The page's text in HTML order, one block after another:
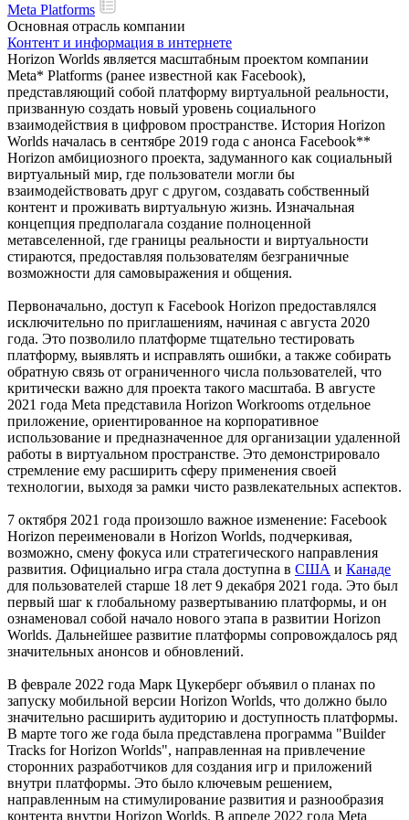
Meta Platforms
Основная отрасль компании
Контент и информация в интернете
Horizon Worlds является масштабным проектом компании
Meta* Platforms (ранее известной как Facebook),
представляющий собой платформу виртуальной реальности,
призванную создать новый уровень социального
взаимодействия в цифровом пространстве. История Horizon
Worlds началась в сентябре 2019 года с анонса Facebook**
Horizon амбициозного проекта, задуманного как социальный
виртуальный мир, где пользователи могли бы
взаимодействовать друг с другом, создавать собственный
контент и проживать виртуальную жизнь. Изначальная
концепция предполагала создание полноценной
метавселенной, где границы реальности и виртуальности
стираются, предоставляя пользователям безграничные
возможности для самовыражения и общения.
Первоначально, доступ к Facebook Horizon предоставлялся
исключительно по приглашениям, начиная с августа 2020
года. Это позволило платформе тщательно тестировать
платформу, выявлять и исправлять ошибки, а также собирать
обратную связь от ограниченного числа пользователей, что
критически важно для проекта такого масштаба. В августе
2021 года Meta представила Horizon Workrooms отдельное
приложение, ориентированное на корпоративное
использование и предназначенное для организации удаленной
работы в виртуальном пространстве. Это демонстрировало
стремление ему расширить сферу применения своей
технологии, выходя за рамки чисто развлекательных аспектов.
7 октября 2021 года произошло важное изменение: Facebook
Horizon переименовали в Horizon Worlds, подчеркивая,
возможно, смену фокуса или стратегического направления
развития. Официально игра стала доступна в США и Канаде
для пользователей старше 18 лет 9 декабря 2021 года. Это был
первый шаг к глобальному развертыванию платформы, и он
ознаменовал собой начало нового этапа в развитии Horizon
Worlds. Дальнейшее развитие платформы сопровождалось ряд
значительных анонсов и обновлений.
В феврале 2022 года Марк Цукерберг объявил о планах по
запуску мобильной версии Horizon Worlds, что должно было
значительно расширить аудиторию и доступность платформы.
В марте того же года была представлена программа "Builder
Tracks for Horizon Worlds", направленная на привлечение
сторонних разработчиков для создания игр и приложений
внутри платформы. Это было ключевым решением,
направленным на стимулирование развития и разнообразия
контента внутри Horizon Worlds. В апреле 2022 года Meta